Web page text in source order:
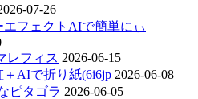
07-26
エフェクトAIで簡単にぃ
レフィス 2026-06-15
＋AIで折り紙(6i6jp 2026-06-08
ピタゴラ 2026-06-05